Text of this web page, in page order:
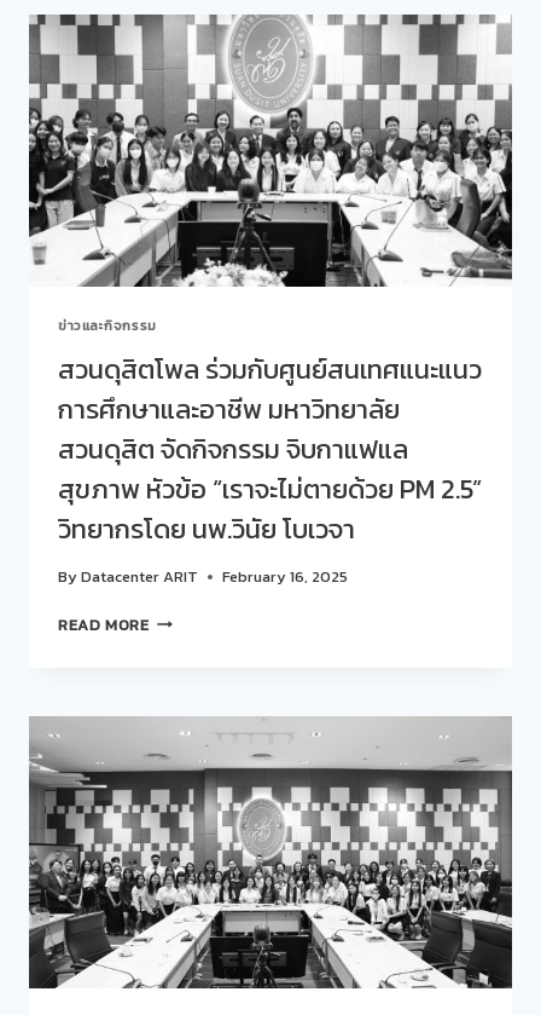
สาระ”
หัวข้อ
“ความ
รัก
ใน
มุม
มอง
ของ…
วัย
ข่าวและกิจกรรม
สวนดุสิตโพล ร่วมกับศูนย์สนเทศแนะแนว
การศึกษาและอาชีพ มหาวิทยาลัย
สวนดุสิต จัดกิจกรรม จิบกาแฟแล
สุขภาพ หัวข้อ “เราจะไม่ตายด้วย PM 2.5”
วิทยากรโดย นพ.วินัย โบเวจา
ByDatacenter ARIT February 16, 2025
READ MOREสวน
ร่วม
ศูนย์
สนเทศ
แนะแนว
การ
ศึกษา
และ
อาชีพ
มหาวิทยาลัย
สวนดุสิต
จัด